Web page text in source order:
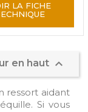
LA FICHE
en haut 
ressort aidant
Si vous